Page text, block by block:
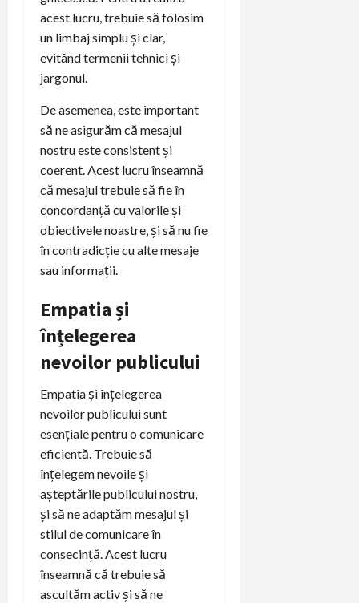
acest lucru, trebuie să folosim
un limbaj simplu și clar,
evitând termenii tehnici și
jargonul.
De asemenea, este important
să ne asigurăm că mesajul
nostru este consistent și
coerent. Acest lucru înseamnă
că mesajul trebuie să fie în
concordanță cu valorile și
obiectivele noastre, și să nu fie
în contradicție cu alte mesaje
sau informații.
Empatia și
înțelegerea
nevoilor publicului
Empatia și înțelegerea
nevoilor publicului sunt
esențiale pentru o comunicare
eficientă. Trebuie să
înțelegem nevoile și
așteptările publicului nostru,
și să ne adaptăm mesajul și
stilul de comunicare în
consecință. Acest lucru
înseamnă că trebuie să
ascultăm activ și să ne